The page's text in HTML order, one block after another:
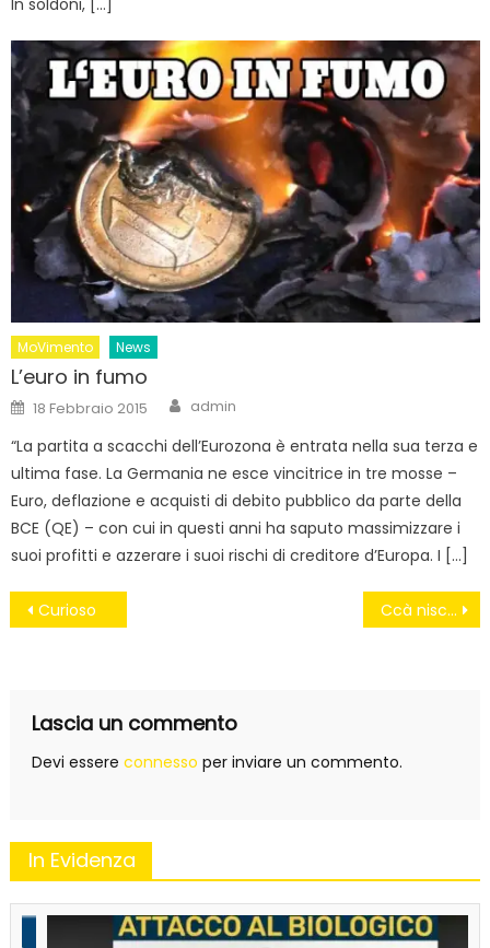
In soldoni, […]
MoVimento News
L’euro in fumo
Posted
on
18 Febbraio 2015 Author
admin
“La partita a scacchi dell’Eurozona è entrata nella sua terza e
ultima fase. La Germania ne esce vincitrice in tre mosse –
Euro, deflazione e acquisti di debito pubblico da parte della
BCE (QE) – con cui in questi anni ha saputo massimizzare i
suoi profitti e azzerare i suoi rischi di creditore d’Europa. I […]
Navigazione
Curioso Ccà nisciuno è fesso
Lascia un commento
Devi essere connesso per inviare un commento.
In Evidenza